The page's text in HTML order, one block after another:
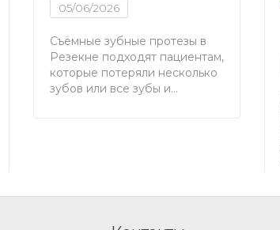
05/06/2026
Съёмные зубные протезы в
Резекне подходят пациентам,
которые потеряли несколько
зубов или все зубы и…